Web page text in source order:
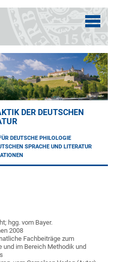
DER DEUTSCHEN
DEUTSCHE PHILOLOGIE
SPRACHE UND LITERATUR
hgg. vom Bayer.
2008
Fachbeiträge zum
und im Bereich Methodik und